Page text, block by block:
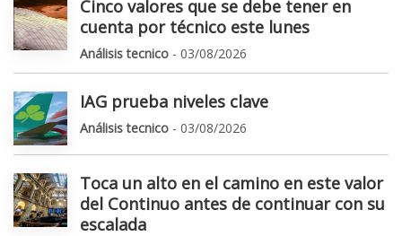
Cinco valores que se debe tener en
cuenta por técnico este lunes
Análisis tecnico - 03/08/2026
IAG prueba niveles clave
Análisis tecnico - 03/08/2026
Toca un alto en el camino en este valor
del Continuo antes de continuar con su
escalada